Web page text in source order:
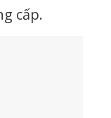
cấp.